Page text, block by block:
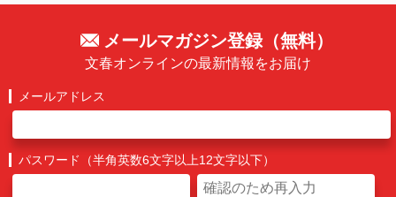
メールマガジン登録（無料）
文春オンラインの最新情報をお届け
メールアドレス
パスワード（半角英数6文字以上12文字以下）